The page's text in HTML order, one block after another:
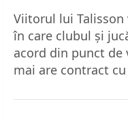
Viitorul lui
în care clubul și
acord din punct de
mai are contract